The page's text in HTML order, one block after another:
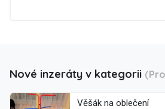
Nové inzeráty v kategorii
Věšák na oblečení